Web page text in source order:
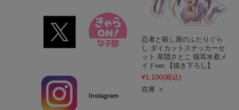
忍者と殺し屋のふたりぐら
し ダイカットステッカーセ
ット 草隠さとこ 猫耳水着メ
イドver.【描き下ろし】
¥1,100(税込)
在庫 ○
Instagram